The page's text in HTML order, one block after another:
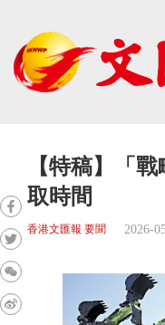
【特稿】「
取時間
香港文匯報 要聞 2026-